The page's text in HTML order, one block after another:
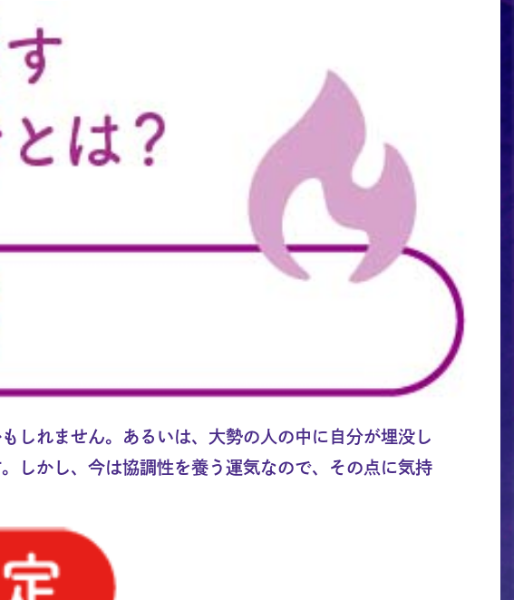
しれません。あるいは、大勢の人の中に自分が埋没し
しかし、今は協調性を養う運気なので、その点に気持